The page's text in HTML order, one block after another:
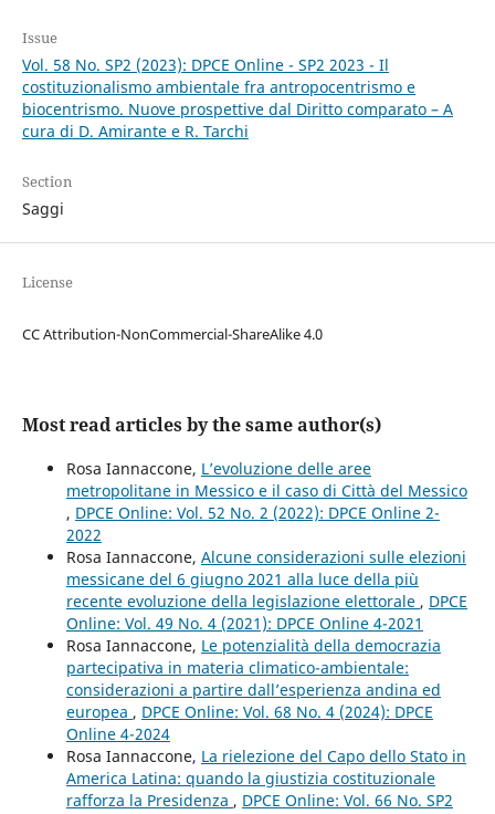
Issue
Vol. 58 No. SP2 (2023): DPCE Online - SP2 2023 - Il
costituzionalismo ambientale fra antropocentrismo e
biocentrismo. Nuove prospettive dal Diritto comparato – A
cura di D. Amirante e R. Tarchi
Section
Saggi
License
CC Attribution-NonCommercial-ShareAlike 4.0
Most read articles by the same author(s)
Rosa Iannaccone, L’evoluzione delle aree
metropolitane in Messico e il caso di Città del Messico
, DPCE Online: Vol. 52 No. 2 (2022): DPCE Online 2-
2022
Rosa Iannaccone, Alcune considerazioni sulle elezioni
messicane del 6 giugno 2021 alla luce della più
recente evoluzione della legislazione elettorale , DPCE
Online: Vol. 49 No. 4 (2021): DPCE Online 4-2021
Rosa Iannaccone, Le potenzialità della democrazia
partecipativa in materia climatico-ambientale:
considerazioni a partire dall’esperienza andina ed
europea , DPCE Online: Vol. 68 No. 4 (2024): DPCE
Online 4-2024
Rosa Iannaccone, La rielezione del Capo dello Stato in
America Latina: quando la giustizia costituzionale
rafforza la Presidenza , DPCE Online: Vol. 66 No. SP2